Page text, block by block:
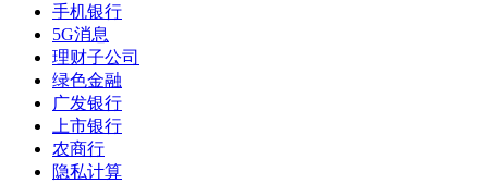
手机银行
5G消息
理财子公司
绿色金融
广发银行
上市银行
农商行
隐私计算